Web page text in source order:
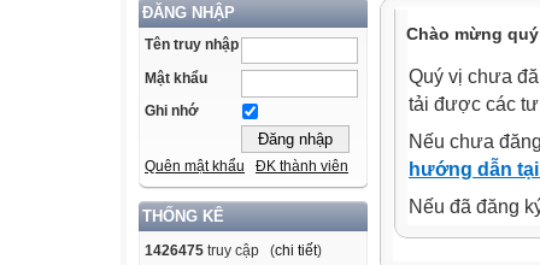
ĐĂNG NHẬP
Tên truy nhập
Mật khẩu
Ghi nhớ
Quên mật khẩu ĐK thành viên
THỐNG KÊ
1426475 truy cập (chi tiết)
Chào mừng
Quý vị chưa
tải được các
Nếu chưa
hướng dẫn
Nếu đã đăng